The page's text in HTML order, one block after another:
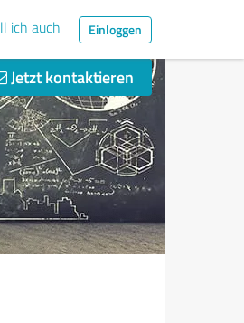
ich auch Einloggen
Jetzt kontaktieren